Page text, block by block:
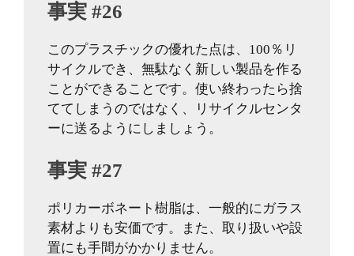
事実 #26
このプラスチックの優れた点は、100％リ
サイクルでき、無駄なく新しい製品を作る
ことができることです。使い終わったら捨
ててしまうのではなく、リサイクルセンタ
ーに送るようにしましょう。
事実 #27
ポリカーボネート樹脂は、一般的にガラス
素材よりも安価です。また、取り扱いや設
置にも手間がかかりません。